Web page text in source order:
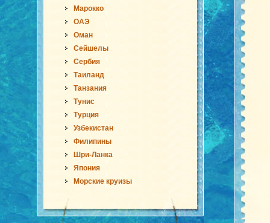
Марокко
ОАЭ
Оман
Сейшелы
Сербия
Таиланд
Танзания
Тунис
Турция
Узбекистан
Филипины
Шри-Ланка
Япония
Морские круизы